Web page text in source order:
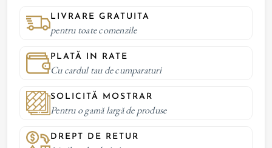
LIVRARE GRATUITA
pentru toate comenzile
PLATĂ IN RATE
Cu cardul tau de cumparaturi
SOLICITĂ MOSTRAR
Pentru o gamă largă de produse
DREPT DE RETUR